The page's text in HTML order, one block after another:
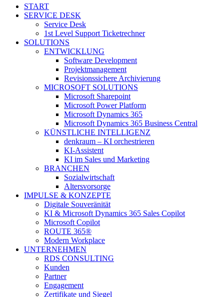
Close
Menu
START
SERVICE DESK
Service Desk
1st Level Support Ticketrechner
SOLUTIONS
ENTWICKLUNG
Software Development
Projektmanagement
Revisionssichere Archivierung
MICROSOFT SOLUTIONS
Microsoft Sharepoint
Microsoft Power Platform
Microsoft Dynamics 365
Microsoft Dynamics 365 Business Central
KÜNSTLICHE INTELLIGENZ
denkraum – KI orchestrieren
KI-Assistent
KI im Sales und Marketing
BRANCHEN
Sozialwirtschaft
Altersvorsorge
IMPULSE & KONZEPTE
Digitale Souveränität
KI & Microsoft Dynamics 365 Sales Copilot
Microsoft Copilot
ROUTE 365®
Modern Workplace
UNTERNEHMEN
RDS CONSULTING
Kunden
Partner
Engagement
Zertifikate und Siegel